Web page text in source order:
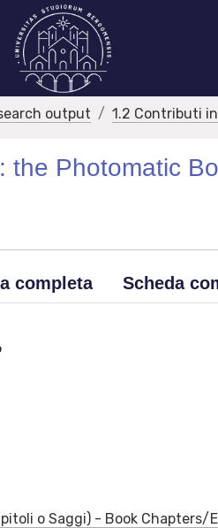
output 1.2 Contributi
the Photomatic
completa Scheda
o Saggi) - Book Chapters/